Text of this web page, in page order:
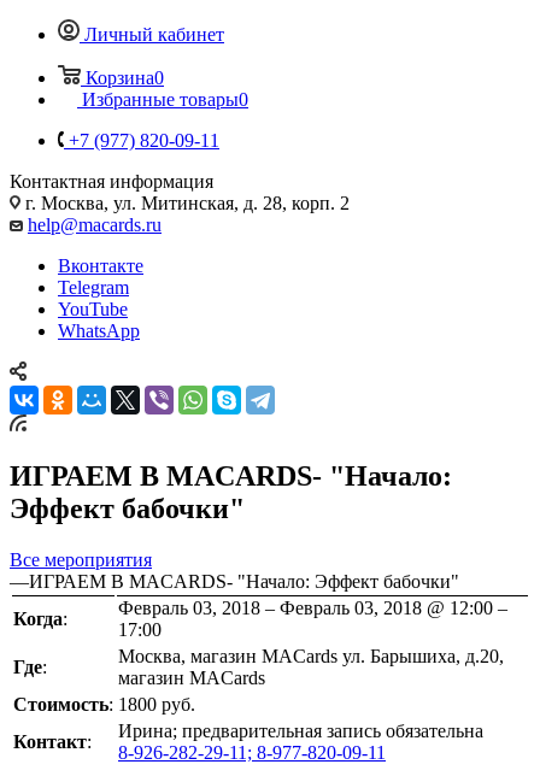
Личный кабинет
Корзина0
Избранные товары0
+7 (977) 820-09-11
Контактная информация
г. Москва, ул. Митинская, д. 28, корп. 2
help@macards.ru
Вконтакте
Telegram
YouTube
WhatsApp
ИГРАЕМ В MACARDS- "Начало:
Эффект бабочки"
Все мероприятия
—ИГРАЕМ В MACARDS- "Начало: Эффект бабочки"
Когда:
Февраль 03, 2018 – Февраль 03, 2018 @ 12:00 –
17:00
Где:
Москва, магазин MACards ул. Барышиха, д.20,
магазин MACards
Стоимость: 1800 руб.
Контакт:
Ирина; предварительная запись обязательна
8-926-282-29-11; 8-977-820-09-11